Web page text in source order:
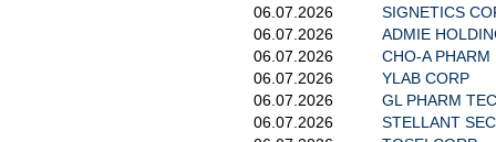
06.07.2026
SIGNETICS
06.07.2026
ADMIE
06.07.2026
CHO-A PHARM
06.07.2026
YLAB CORP
06.07.2026
GL PHARM
06.07.2026
STELLANT